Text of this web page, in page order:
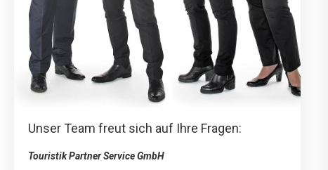
Unser Team freut sich auf Ihre Fragen:
Touristik Partner Service GmbH